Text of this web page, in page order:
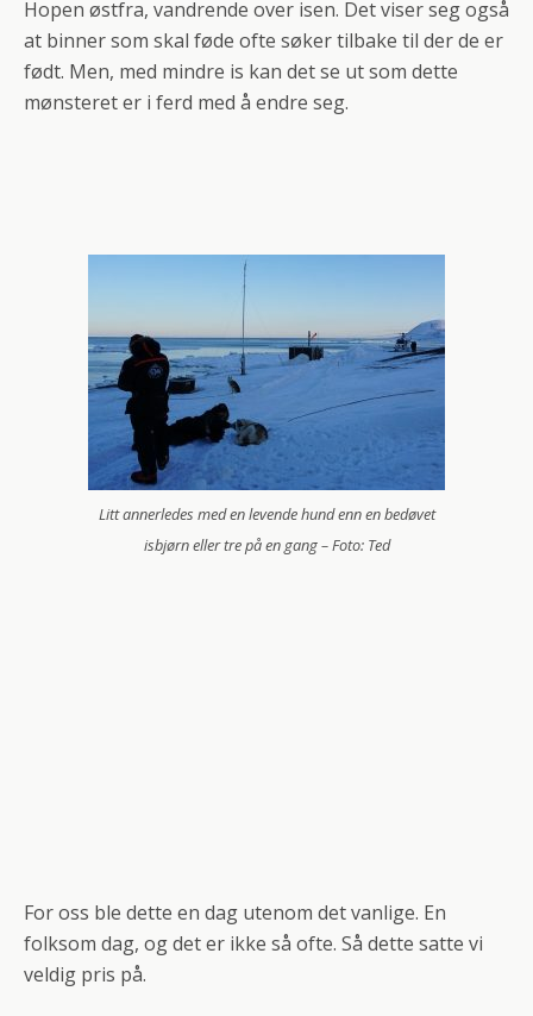
Hopen østfra, vandrende over isen. Det viser seg også
at binner som skal føde ofte søker tilbake til der de er
født. Men, med mindre is kan det se ut som dette
mønsteret er i ferd med å endre seg.
Litt annerledes med en levende hund enn en bedøvet
isbjørn eller tre på en gang – Foto: Ted
For oss ble dette en dag utenom det vanlige. En
folksom dag, og det er ikke så ofte. Så dette satte vi
veldig pris på.